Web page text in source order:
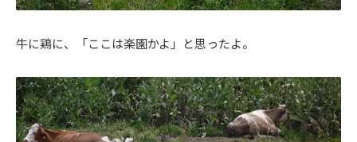
牛に鶏に、「ここは楽園かよ」と思ったよ。